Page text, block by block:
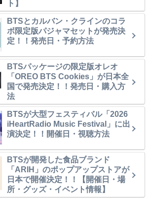
ト】
BTSとカルバン・クラインのコラ
ボ限定版パジャマセットが発売決
定！！発売日・予約方法
BTSパッケージの限定版オレオ
「OREO BTS Cookies」が日本全
国で発売決定！！発売日・購入方
法
BTSが大型フェスティバル「2026
iHeartRadio Music Festival」に出
演決定！！開催日・視聴方法
BTSが開発した食品ブランド
「ARIH」のポップアップストアが
日本で開催決定！！【開催日・場
所・グッズ・イベント情報】